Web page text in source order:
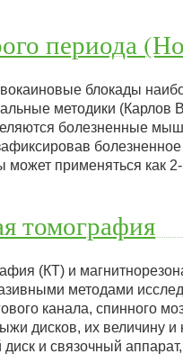
периода
блокады
методики
болезненные
может применяться как
томография
(КТ) и
методами
канала, спинного
дисков, их величину
диск и связочный